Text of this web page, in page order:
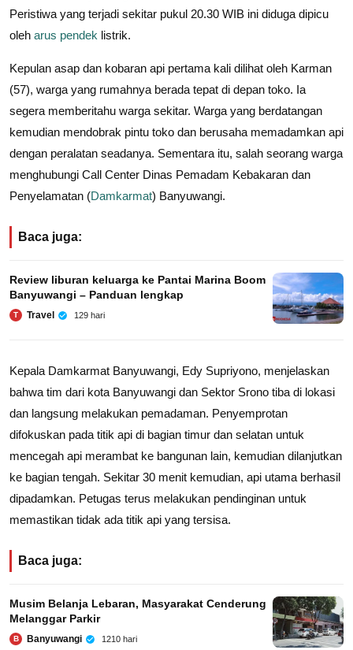
Peristiwa yang terjadi sekitar pukul 20.30 WIB ini diduga dipicu
oleh arus pendek listrik.
Kepulan asap dan kobaran api pertama kali dilihat oleh Karman
(57), warga yang rumahnya berada tepat di depan toko. Ia
segera memberitahu warga sekitar. Warga yang berdatangan
kemudian mendobrak pintu toko dan berusaha memadamkan api
dengan peralatan seadanya. Sementara itu, salah seorang warga
menghubungi Call Center Dinas Pemadam Kebakaran dan
Penyelamatan (Damkarmat) Banyuwangi.
Baca juga:
Review liburan keluarga ke Pantai Marina Boom
Banyuwangi – Panduan lengkap
T Travel 129 hari
Kepala Damkarmat Banyuwangi, Edy Supriyono, menjelaskan
bahwa tim dari kota Banyuwangi dan Sektor Srono tiba di lokasi
dan langsung melakukan pemadaman. Penyemprotan
difokuskan pada titik api di bagian timur dan selatan untuk
mencegah api merambat ke bangunan lain, kemudian dilanjutkan
ke bagian tengah. Sekitar 30 menit kemudian, api utama berhasil
dipadamkan. Petugas terus melakukan pendinginan untuk
memastikan tidak ada titik api yang tersisa.
Baca juga:
Musim Belanja Lebaran, Masyarakat Cenderung
Melanggar Parkir
B Banyuwangi 1210 hari